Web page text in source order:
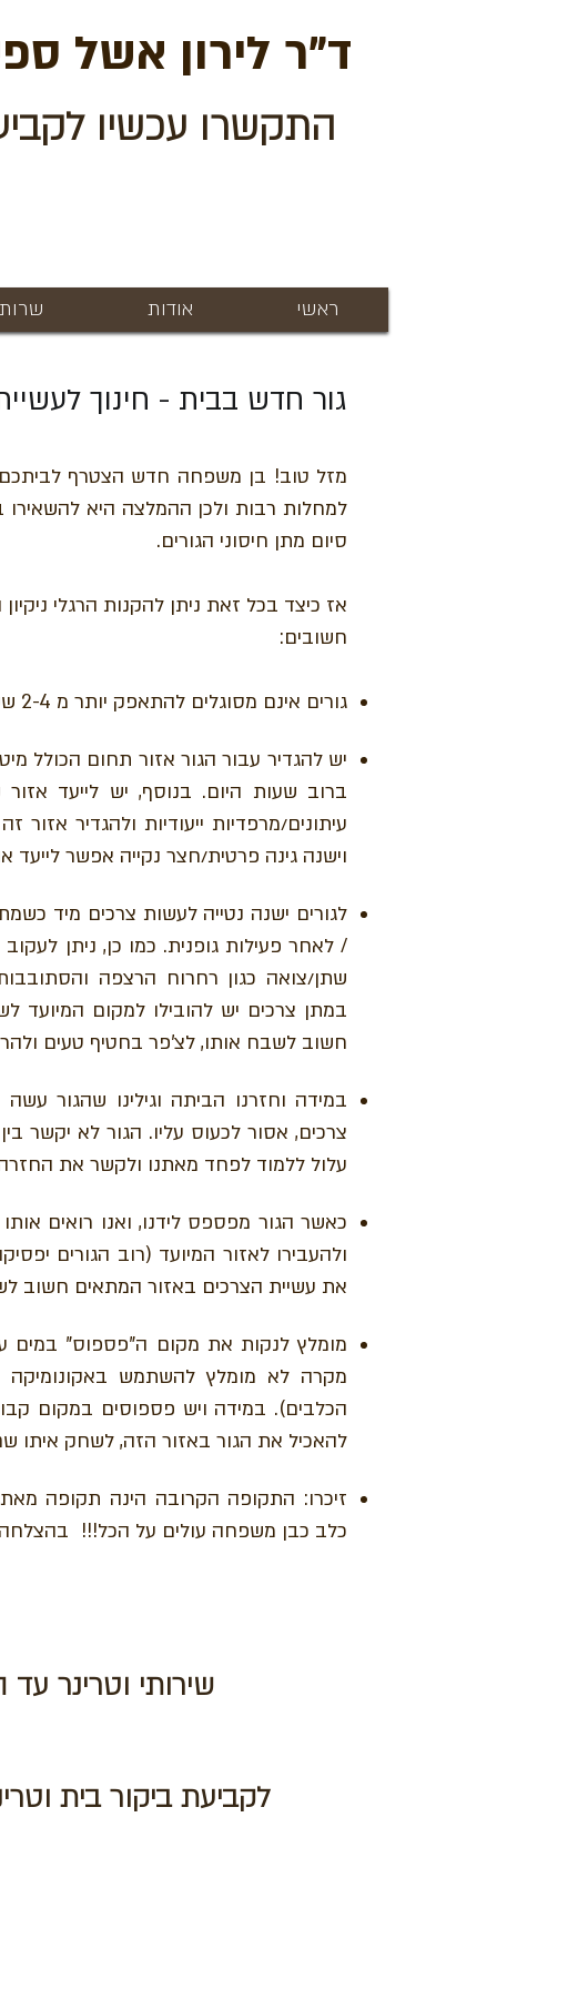
התקשרו עכשיו לקביעת
ד"ר לירון אשל
אודות ראשי
גור חדש בבית - חינוך
מזל טוב! בן משפחה חדש הצטרף לביתכם.
למחלות רבות ולכן ההמלצה היא
סיום מתן חיסוני הגורים.
אז כיצד בכל זאת ניתן להקנות הרגלי
חשובים:
גורים אינם מסוגלים להתאפק יותר מ 2-4 שעות, לכן נדרשת סבלנות רבה מצדנו.
יש להגדיר עבור הגור אזור תחום הכולל
ברוב שעות היום. בנוסף, יש לייעד
עיתונים/מרפדיות ייעודיות ולהגדיר אזור
וישנה גינה פרטית/חצר נקייה אפשר לייעד
לגורים ישנה נטייה לעשות צרכים מיד
/ לאחר פעילות גופנית. כמו כן, ניתן
שתן/צואה כגון רחרוח הרצפה
במתן צרכים יש להובילו למקום המיועד
חשוב לשבח אותו, לצ'פר בחטיף טעים
במידה וחזרנו הביתה וגילינו שהגור
צרכים, אסור לכעוס עליו. הגור לא יקשר
עלול ללמוד לפחד מאתנו ולקשר את
כאשר הגור מפספס לידנו, ואנו רואים
ולהעבירו לאזור המיועד (רוב הגורים
את עשיית הצרכים באזור המתאים חשוב
מומלץ לנקות את מקום ה"פספוס" במים
מקרה לא מומלץ להשתמש
הכלבים). במידה ויש פספוסים במקום
להאכיל את הגור באזור הזה, לשחק איתו
זיכרו: התקופה הקרובה הינה תקופה
כלב כבן משפחה עולים על הכל!!!
לקביעת ביקור בית וטרינרי
שירותי וטרינר